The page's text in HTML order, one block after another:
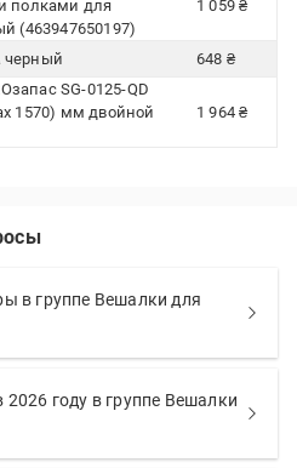
полками для
(463947650197)
1 059 ₴
черный
648 ₴
SG-0125-QD
1570) мм двойной
1 964 ₴
в группе Вешалки для
году в группе Вешалки